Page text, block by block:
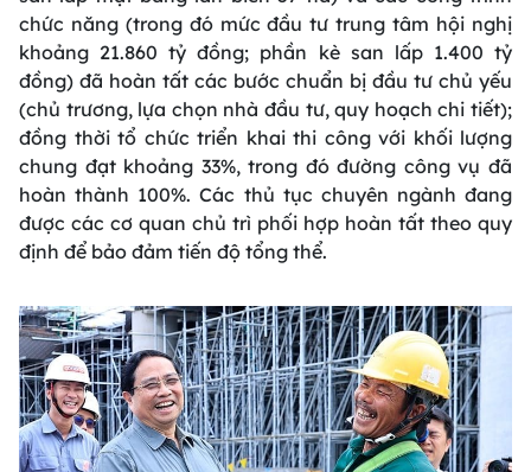
chức năng (trong đó mức đầu tư trung tâm hội nghị
khoảng 21.860 tỷ đồng; phần kè san lấp 1.400 tỷ
đồng) đã hoàn tất các bước chuẩn bị đầu tư chủ yếu
(chủ trương, lựa chọn nhà đầu tư, quy hoạch chi tiết);
đồng thời tổ chức triển khai thi công với khối lượng
chung đạt khoảng 33%, trong đó đường công vụ đã
hoàn thành 100%. Các thủ tục chuyên ngành đang
được các cơ quan chủ trì phối hợp hoàn tất theo quy
định để bảo đảm tiến độ tổng thể.